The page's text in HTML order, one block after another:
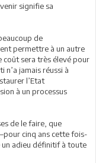
signifie sa
de
permettre à un autre
coût sera très élevé pour
n’a jamais réussi à
l’Etat
à un processus
de le faire, que
cinq ans cette fois-
un adieu définitif à toute